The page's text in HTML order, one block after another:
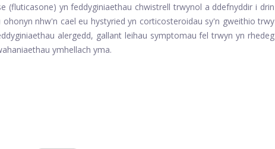
(fluticasone) yn feddyginiaethau chwistrell trwynol a ddefnyddir i drin
nhw'n cael eu hystyried yn corticosteroidau sy'n gweithio trwy
alergedd, gallant leihau symptomau fel trwyn yn rhedeg
ymhellach yma.